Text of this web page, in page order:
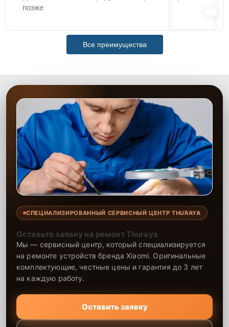
позже
Все преимущества
СПЕЦИАЛИЗИРОВАННЫЙ СЕРВИСНЫЙ ЦЕНТР THURAYA
Оставьте заявку на ремонт Thuraya
Мы — сервисный центр, который специализируется
на ремонте устройств бренда Xiaomi. Оригинальные
комплектующие, честные цены и гарантия до 3 лет
на каждую работу.
Оставить заявку